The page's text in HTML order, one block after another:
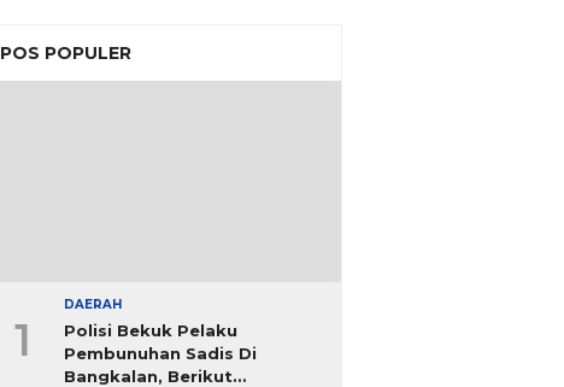
POS POPULER
1
DAERAH
Polisi Bekuk Pelaku
Pembunuhan Sadis Di
Bangkalan, Berikut